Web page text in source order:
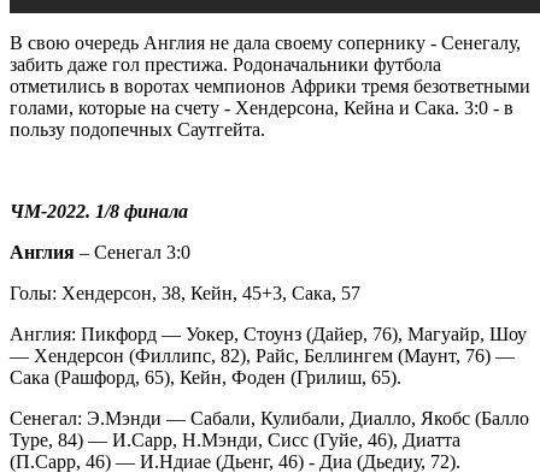
В свою очередь Англия не дала своему сопернику - Сенегалу,
забить даже гол престижа. Родоначальники футбола
отметились в воротах чемпионов Африки тремя безответными
голами, которые на счету - Хендерсона, Кейна и Сака. 3:0 - в
пользу подопечных Саутгейта.
ЧМ-2022. 1/8 финала
Англия – Сенегал 3:0
Голы: Хендерсон, 38, Кейн, 45+3, Сака, 57
Англия: Пикфорд — Уокер, Стоунз (Дайер, 76), Магуайр, Шоу
— Хендерсон (Филлипс, 82), Райс, Беллингем (Маунт, 76) —
Сака (Рашфорд, 65), Кейн, Фоден (Грилиш, 65).
Сенегал: Э.Мэнди — Сабали, Кулибали, Диалло, Якобс (Балло
Туре, 84) — И.Сарр, Н.Мэнди, Сисс (Гуйе, 46), Диатта
(П.Сарр, 46) — И.Ндиае (Дьенг, 46) - Диа (Дьедиу, 72).